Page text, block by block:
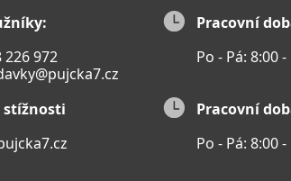
226 972
Pracovní
Po - Pá: 8:00
stížnosti
Pracovní
Po - Pá: 8:00